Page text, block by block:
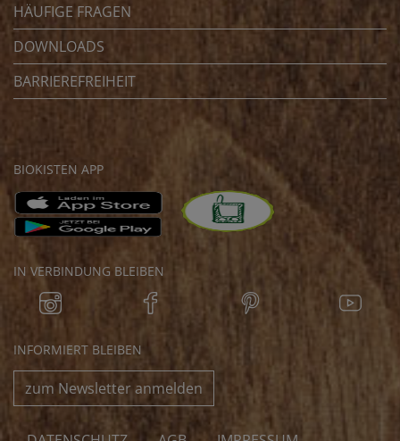
HÄUFIGE FRAGEN
DOWNLOADS
BARRIEREFREIHEIT
BIOKISTEN APP
IN VERBINDUNG BLEIBEN
INFORMIERT BLEIBEN
zum Newsletter anmelden